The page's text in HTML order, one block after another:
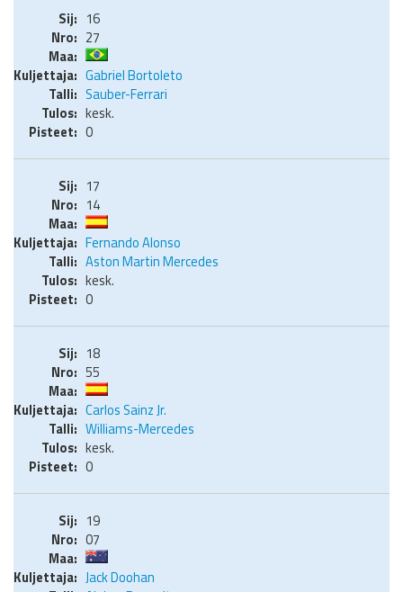
16
27
Gabriel Bortoleto
Sauber-Ferrari
kesk.
0
17
14
Fernando Alonso
Aston Martin Mercedes
kesk.
0
18
55
Carlos Sainz Jr.
Williams-Mercedes
kesk.
0
19
07
Jack Doohan